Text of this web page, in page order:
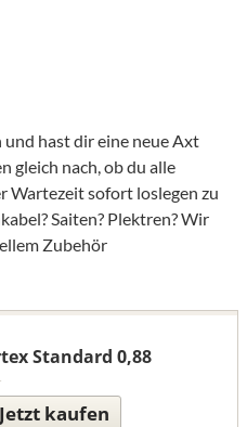
und hast dir eine neue Axt
gleich nach, ob du alle
Wartezeit sofort loslegen zu
Saiten? Plektren? Wir
Zubehör
Standard 0,88
Jetzt kaufen